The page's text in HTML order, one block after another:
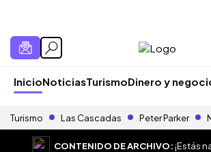
InicioNoticiasTurismoDinero y
Turismo Las Cascadas Peter Parker
CONTENIDO DE ARCHIVO:¡Estás